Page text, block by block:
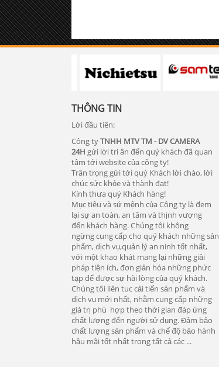
THÔNG TIN
Lời đầu tiên:
Công tyTNHH MTV TM - DV CAMERA
24H gửi lời tri ân đến quý khách đã quan
tâm tới website của công ty!
Trân trọng gửi tới quý Khách lời chào, lời
chúc sức khỏe và thành đạt!
Kính thưa quý Khách hàng!
Mục tiêu và sứ mệnh của Công ty là đem
lại sự an toàn, an tâm và thịnh vượng
đến khách hàng. Chúng tôi không
ngừng cung cấp cho quý khách những sản
phẩm, dịch vụ,quản lý an ninh tốt nhất,
với một khao khát mang lại những giải
pháp tiện ích, đơn giản hóa những phức
tạp để được sự hài lòng của quý khách.
Chúng tôi liên tuc cải tiến sản phẩm và
dịch vụ mới nhất, nhằm cung cấp những
giá trị phù hợp theo thời gian đáp ứng
chất lượng đến người sử dụng. Đảm bảo
chất lượng sản phẩm và chế độ bảo hành
hậu mãi tốt nhất trong tất cả các ...